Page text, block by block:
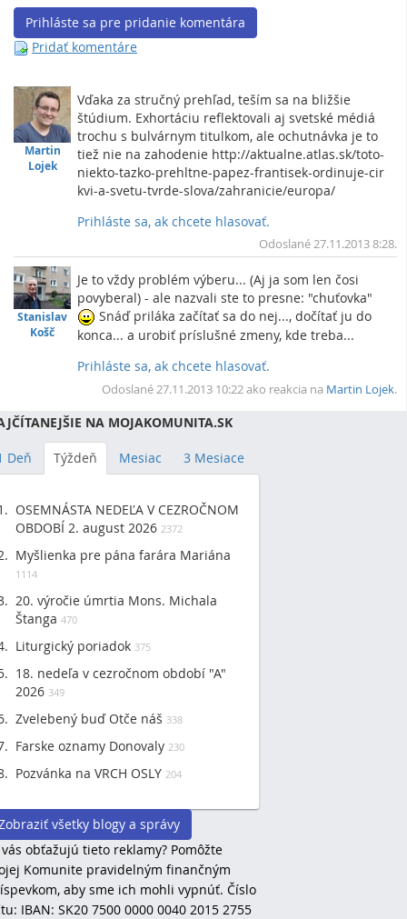
Prihláste sa pre pridanie komentára
Pridať komentáre
Martin
Lojek
Vďaka za stručný prehľad, teším sa na bližšie
štúdium. Exhortáciu reflektovali aj svetské médiá
trochu s bulvárnym titulkom, ale ochutnávka je to
tiež nie na zahodenie http://aktualne.atlas.sk/toto-
niekto-tazko-prehltne-papez-frantisek-ordinuje-cir
­kvi-a-svetu-tvrde-slova/zahranicie/europa/
Prihláste sa, ak chcete hlasovať.
Odoslané 27.11.2013 8:28.
Stanislav
Košč
Je to vždy problém výberu... (Aj ja som len čosi
povyberal) - ale nazvali ste to presne: "chuťovka"
Snáď priláka začítať sa do nej..., dočítať ju do
konca... a urobiť príslušné zmeny, kde treba...
Prihláste sa, ak chcete hlasovať.
Odoslané 27.11.2013 10:22 ako reakcia na Martin Lojek.
NA MOJAKOMUNITA.SK
Deň Týždeň Mesiac 3 Mesiace
OSEMNÁSTA NEDEĽA V CEZROČNOM
OBDOBÍ 2. august 2026 2372
Myšlienka pre pána farára Mariána
1114
20. výročie úmrtia Mons. Michala
Štanga 470
Liturgický poriadok 375
18. nedeľa v cezročnom období "A"
2026 349
Zvelebený buď Otče náš 338
Farske oznamy Donovaly 230
Pozvánka na VRCH OSLY 204
všetky blogy a správy
obťažujú tieto reklamy? Pomôžte
Komunite pravidelným finančným
aby sme ich mohli vypnúť. Číslo
IBAN: SK20 7500 0000 0040 2015 2755